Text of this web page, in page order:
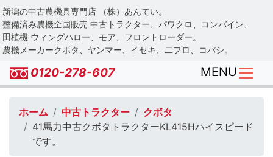
Skip
to
main
content
新潟の中古農機具専門店 （株）あんてい。
整備済み農機全国販売 中古トラクター、パワクロ、コンバイン、
田植機 ウィングハロー、モア、フロントローダー。
農機メーカークボタ、ヤンマー、イセキ、二プロ、コバシ。
0120-278-607 MENU
ホーム 中古トラクター
クボタ
41馬力中古クボタトラクターKL415Hハイスピード
です。